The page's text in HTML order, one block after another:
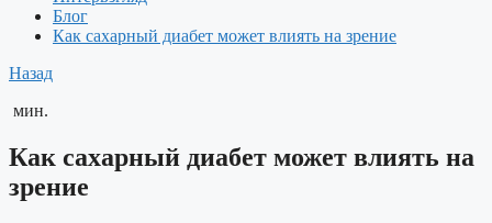
Блог
Как сахарный диабет может влиять на зрение
Назад
мин.
Как сахарный диабет может влиять на
зрение